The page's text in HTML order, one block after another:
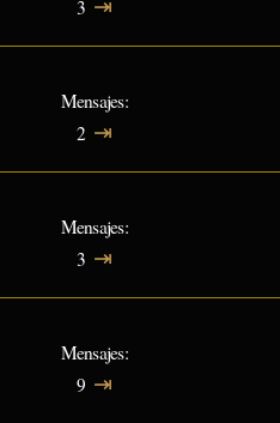
3
Mensajes
2 ⇥
Mensajes
3 ⇥
Mensajes
9 ⇥